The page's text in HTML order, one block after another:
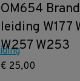
OM654
leiding W177
W257 W253
€ 25,00